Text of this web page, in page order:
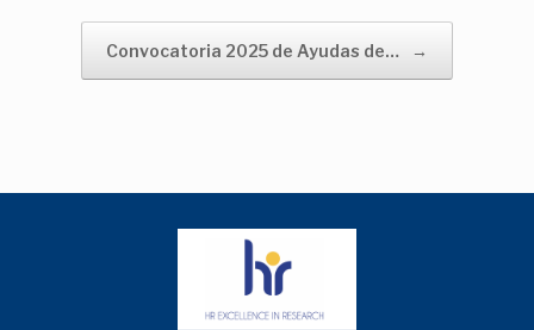
Convocatoria 2025 de Ayudas de… →